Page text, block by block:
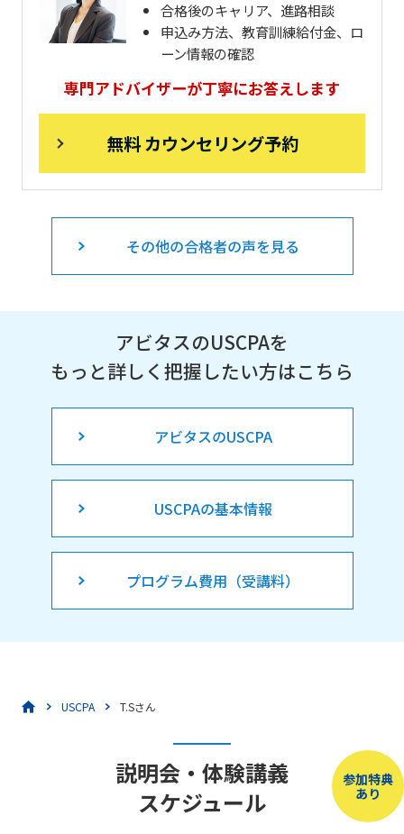
合格後のキャリア、進路相談
申込み方法、教育訓練給付金、ロ
ーン情報の確認
専門アドバイザーが丁寧にお答えします
無料 カウンセリング予約
その他の合格者の声を見る
アビタスのUSCPAを
もっと詳しく把握したい方はこちら
アビタスのUSCPA
USCPAの基本情報
プログラム費用（受講料）
USCPA T.Sさん
参加特典
あり
説明会・体験講義
スケジュール